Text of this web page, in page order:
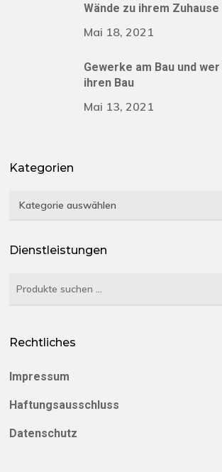
Wände zu ihrem Zuhause
Mai 18, 2021
Gewerke am Bau und
ihren Bau
Mai 13, 2021
Kategorien
Kategorien
Dienstleistungen
Suchen
Rechtliches
Impressum
Haftungsausschluss
Datenschutz